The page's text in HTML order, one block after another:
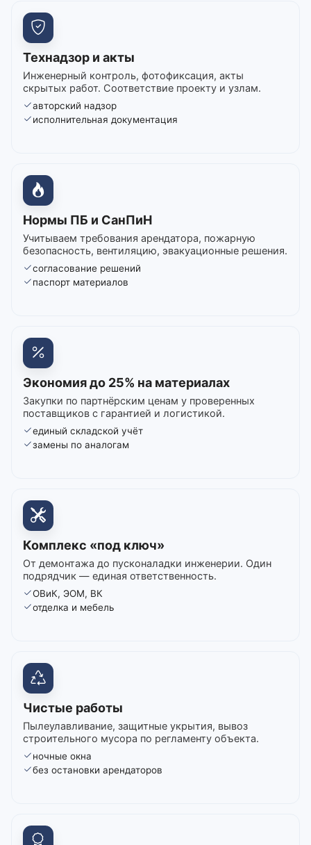
Технадзор и акты
Инженерный контроль, фотофиксация, акты
скрытых работ. Соответствие проекту и узлам.
авторский надзор
исполнительная документация
Нормы ПБ и СанПиН
Учитываем требования арендатора, пожарную
безопасность, вентиляцию, эвакуационные решения.
согласование решений
паспорт материалов
Экономия до 25% на материалах
Закупки по партнёрским ценам у проверенных
поставщиков с гарантией и логистикой.
единый складской учёт
замены по аналогам
Комплекс «под ключ»
От демонтажа до пусконаладки инженерии. Один
подрядчик — единая ответственность.
ОВиК, ЭОМ, ВК
отделка и мебель
Чистые работы
Пылеулавливание, защитные укрытия, вывоз
строительного мусора по регламенту объекта.
ночные окна
без остановки арендаторов